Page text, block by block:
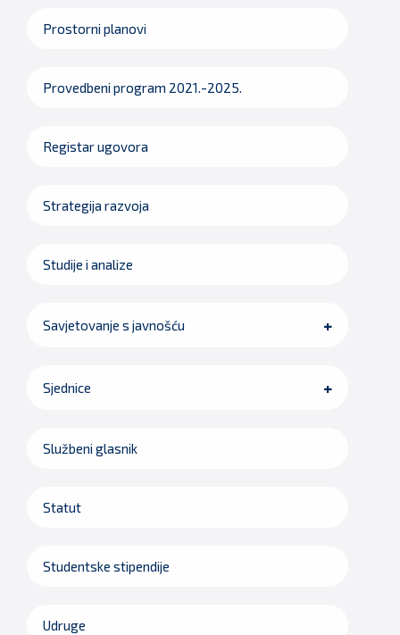
Prostorni planovi
Provedbeni program 2021.-2025.
Registar ugovora
Strategija razvoja
Studije i analize
Savjetovanje s javnošću
Sjednice
Službeni glasnik
Statut
Studentske stipendije
Udruge